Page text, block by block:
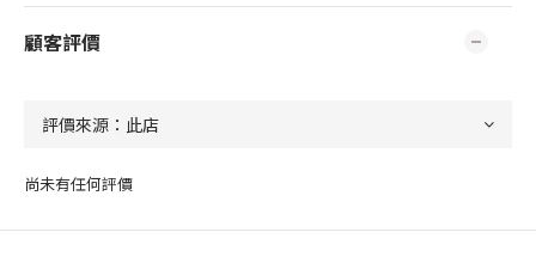
顧客評價
尚未有任何評價